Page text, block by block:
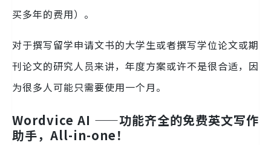
买多年的费用）。
对于撰写留学申请文书的大学生或者撰写学位论文或期
刊论文的研究人员来讲，年度方案或许不是很合适，因
为很多人可能只需要使用一个月。
Wordvice AI ——功能齐全的免费英文写作
助手，All-in-one！